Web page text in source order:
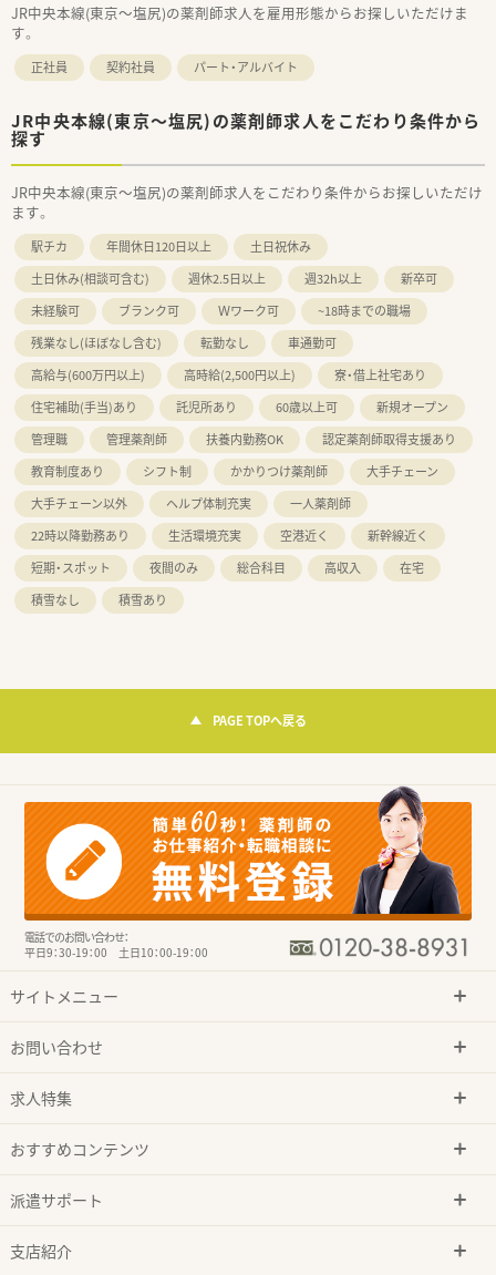
JR中央本線(東京～塩尻)の薬剤師求人を雇用形態からお探しいただけま
す。
正社員 契約社員 パート・アルバイト
JR中央本線(東京～塩尻)の薬剤師求人をこだわり条件から
探す
JR中央本線(東京～塩尻)の薬剤師求人をこだわり条件からお探しいただけ
ます。
駅チカ 年間休日120日以上
土日祝休み
土日休み(相談可含む)
週休2.5日以上 週32h以上
新卒可
未経験可
ブランク可 Ｗワーク可
~18時までの職場
残業なし(ほぼなし含む)
転勤なし
車通勤可
高給与(600万円以上)
高時給(2,500円以上)
寮・借上社宅あり
住宅補助(手当)あり
託児所あり 60歳以上可
新規オープン
管理職
管理薬剤師 扶養内勤務OK
認定薬剤師取得支援あり
教育制度あり
シフト制 かかりつけ薬剤師
大手チェーン
大手チェーン以外
ヘルプ体制充実
一人薬剤師
22時以降勤務あり
生活環境充実 空港近く
新幹線近く
短期・スポット
夜間のみ 総合科目 高収入
在宅
積雪なし
積雪あり
PAGE TOPへ戻る
電話でのお問い合わせ：
平日9：30-19：00 土日10：00-19：00
サイトメニュー
お問い合わせ
求人特集
おすすめコンテンツ
派遣サポート
支店紹介